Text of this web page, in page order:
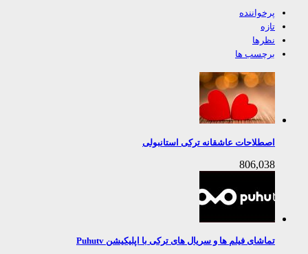
پرخواننده
تازه
نظرها
برچسب ها
اصطلاحات عاشقانه ترکی استانبولی
806,038
تماشای فیلم ها و سریال های ترکی با اپلیکیشن Puhutv